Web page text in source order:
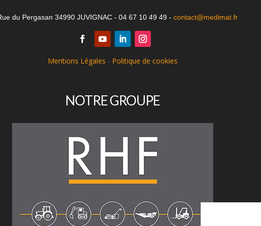
du Pergasan 34990 JUVIGNAC - 04 67 10 49 49 - contact@medimat.fr
Mentions Légales - Politique de cookies
NOTRE GROUPE